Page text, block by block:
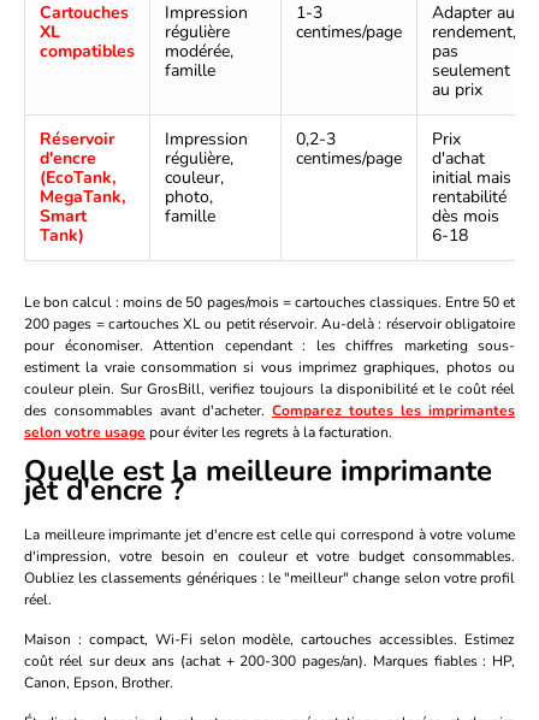
Cartouches
XL
compatibles
Impression
régulière
modérée,
famille
1-3
centimes/page
Adapter au
rendement,
pas
seulement
au prix
Réservoir
d'encre
(EcoTank,
MegaTank,
Smart
Tank)
Impression
régulière,
couleur,
photo,
famille
0,2-3
centimes/page
Prix
d'achat
initial mais
rentabilité
dès mois
6-18
Le bon calcul : moins de 50 pages/mois = cartouches classiques. Entre 50 et
200 pages = cartouches XL ou petit réservoir. Au-delà : réservoir obligatoire
pour économiser. Attention cependant : les chiffres marketing sous-
estiment la vraie consommation si vous imprimez graphiques, photos ou
couleur plein. Sur GrosBill, verifiez toujours la disponibilité et le coût réel
des consommables avant d'acheter. Comparez toutes les imprimantes
selon votre usage pour éviter les regrets à la facturation.
Quelle est la meilleure imprimante
jet d'encre ?
La meilleure imprimante jet d'encre est celle qui correspond à votre volume
d'impression, votre besoin en couleur et votre budget consommables.
Oubliez les classements génériques : le "meilleur" change selon votre profil
réel.
Maison : compact, Wi-Fi selon modèle, cartouches accessibles. Estimez
coût réel sur deux ans (achat + 200-300 pages/an). Marques fiables : HP,
Canon, Epson, Brother.